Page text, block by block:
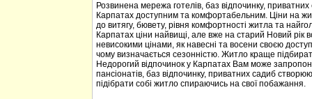
Розвинена мережа готелів, баз відпочинку,
Карпатах доступним та комфортабельним. Ціни на
до витягу, бювету, рівня комфортності житла та
Карпатах ціни найвищі, але вже на старий Новий рік
невисокими цінами, як навесні та восени своєю
чому визначається сезонністю. Житло краще
Недорогий відпочинок у Карпатах Вам може
пансіонатів, баз відпочинку, приватних садиб
підібрати собі житло спираючись на свої побажання.